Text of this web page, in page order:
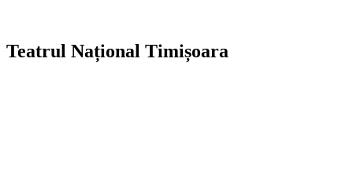
Teatrul Național Timișoara